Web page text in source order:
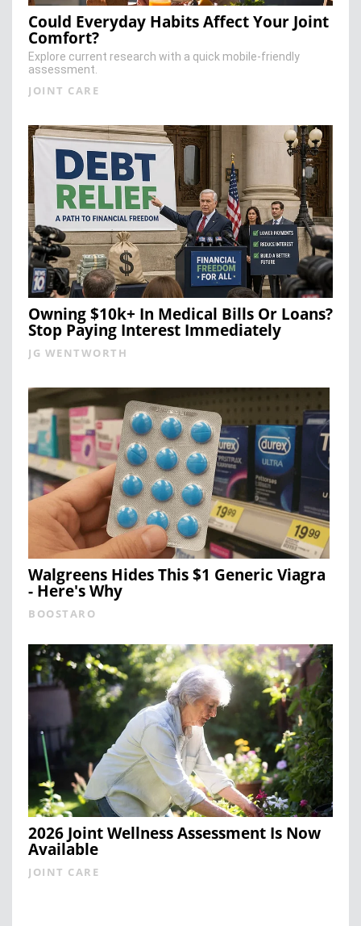
Could Everyday Habits Affect Your Joint
Comfort?
Explore current research with a quick mobile-friendly
assessment.
JOINT CARE
Owning $10k+ In Medical Bills Or Loans?
Stop Paying Interest Immediately
JG WENTWORTH
Walgreens Hides This $1 Generic Viagra
- Here's Why
BOOSTARO
2026 Joint Wellness Assessment Is Now
Available
JOINT CARE